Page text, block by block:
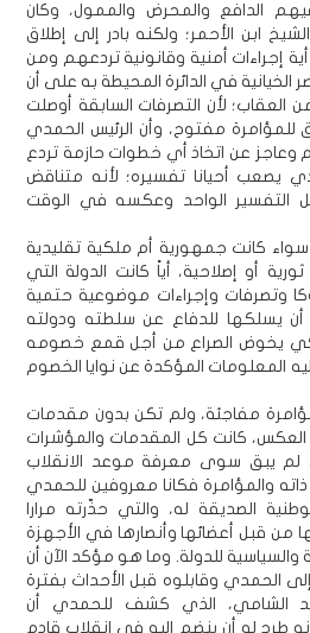
الدافع والمحرض والممول، وكان
ابن الأحمر؛ ولكنه بادر إلى إطلاق
إجراءات أمنية وقانونية تردعهم ومن
في الدائرة المحيطة به على أن
لأن التصرفات السابقة أوصلت
للمؤامرة مفتوح، وأن الرئيس الحمدي
وعاجز عن اتخاذ أي خطوات حازمة تردع
يصعب أحيانا تفسيره؛ لأنه متناقض
التفسير الواحد وعكسه في الوقت
سواء كانت جمهورية أم ملكية تقليدية
أو إصلاحية، أياً كانت الدولة التي
وتصرفات وإجراءات موضوعية حتمية
أن يسلكها للدفاع عن سلطته ودولته
يخوض الصراع من أجل قمع خصومه
المعلومات المؤكدة عن نوايا الخصوم
مفاجئة، ولم تكن بدون مقدمات
كانت كل المقدمات والمؤشرات
لم يبق سوى معرفة موعد الانقلاب
ذاته والمؤامرة فكانا معروفين للحمدي
الصديقة له، والتي حذّرته مرارا
من قبل أعضائها وأنصارها في الأجهزة
والسياسية للدولة. وما هو مؤكد الآن أن
الحمدي وقابلوه قبل الأحداث بفترة
الشامي، الذي كشف للحمدي أن
طرح له أن ينضم إليه في انقلاب قادم